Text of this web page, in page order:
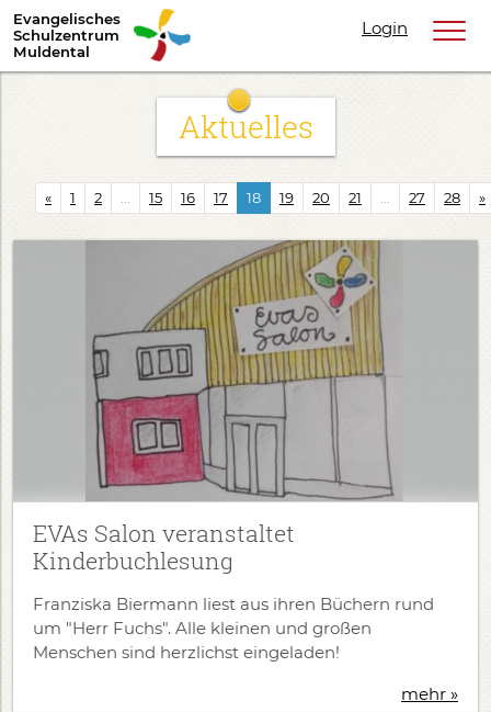
Evangelisches
Schulzentrum
Muldental
Login
Aktuelles
« 1 2 15 16 17 18 19 20 21 27 28 »
EVAs Salon veranstaltet
Kinderbuchlesung
Franziska Biermann liest aus ihren Büchern rund
um "Herr Fuchs". Alle kleinen und großen
Menschen sind herzlichst eingeladen!
mehr »